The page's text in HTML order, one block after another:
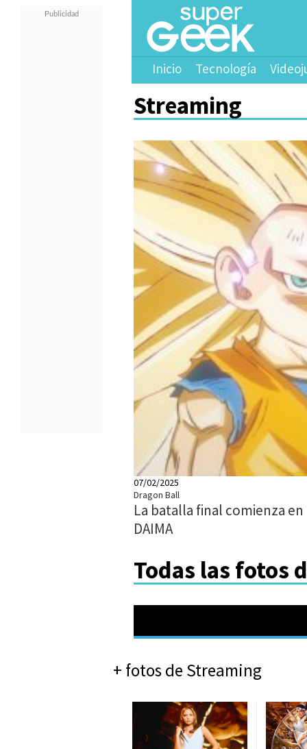
Inicio Tecnología
Streaming
07/02/2025
Dragon Ball
La batalla final comienza
DAIMA
Todas las fotos
+ fotos de Streaming